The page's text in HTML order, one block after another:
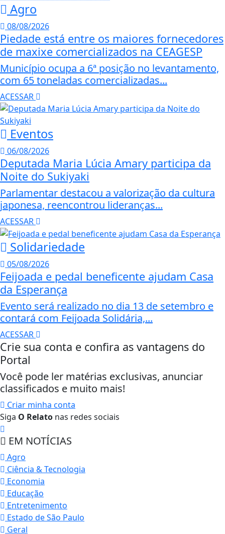
Agro
08/08/2026
Piedade está entre os maiores fornecedores
de maxixe comercializados na CEAGESP
Município ocupa a 6ª posição no levantamento,
com 65 toneladas comercializadas...
ACESSAR
Eventos
06/08/2026
Deputada Maria Lúcia Amary participa da
Noite do Sukiyaki
Parlamentar destacou a valorização da cultura
japonesa, reencontrou lideranças...
ACESSAR
Solidariedade
05/08/2026
Feijoada e pedal beneficente ajudam Casa
da Esperança
Evento será realizado no dia 13 de setembro e
contará com Feijoada Solidária,...
ACESSAR
Crie sua conta e confira as vantagens do
Portal
Você pode ler matérias exclusivas, anunciar
classificados e muito mais!
Criar minha conta
Siga O Relato nas redes sociais
EM NOTÍCIAS
Agro
Ciência & Tecnologia
Economia
Educação
Entretenimento
Estado de São Paulo
Geral